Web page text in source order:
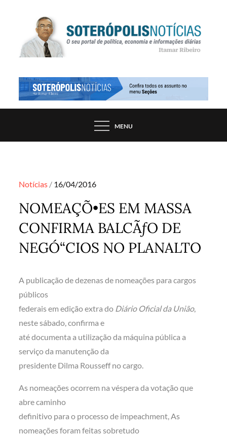
SOTERÓPOLIS NOTÍCIAS
PORTAL DE NOTÍCIAS DE SALVADOR E
MENU
Notícias Posted
16/04/2016
NOMEAÇÕ•ES EM MASSA
CONFIRMA BALCÃƒO DE
NEGÓ“CIOS NO PLANALTO
A publicação de dezenas de nomeações para cargos
públicos
federais em edição extra do Diário Oficial da União,
neste sábado, confirma e
até documenta a utilização da máquina pública a
serviço da manutenção da
presidente Dilma Rousseff no cargo.
As nomeações ocorrem na véspera da votação que
abre caminho
definitivo para o processo de impeachment, As
nomeações foram feitas sobretudo